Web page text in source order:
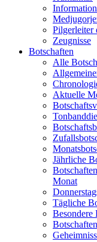
Pilgerleiter
Zeugnisse
Botschaften
Alle
Aktuelle
Jährliche
Monat
Tägliche
Besondere